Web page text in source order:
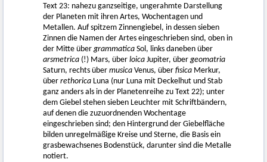
Text 23: nahezu ganzseitige, ungerahmte Darstellung
der Planeten mit ihren Artes, Wochentagen und
Metallen. Auf spitzem Zinnengiebel, in dessen sieben
Zinnen die Namen der Artes eingeschrieben sind, oben in
der Mitte über grammatica Sol, links daneben über
arsmetrica (!) Mars, über loica Jupiter, über geomatria
Saturn, rechts über musica Venus, über fisica Merkur,
über rethorica Luna (nur Luna mit Deckelhut und Stab
ganz anders als in der Planetenreihe zu Text 22); unter
dem Giebel stehen sieben Leuchter mit Schriftbändern,
auf denen die zuzuordnenden Wochentage
eingeschrieben sind; den Hintergrund der Giebelfläche
bilden unregelmäßige Kreise und Sterne, die Basis ein
grasbewachsenes Bodenstück, darunter sind die Metalle
notiert.